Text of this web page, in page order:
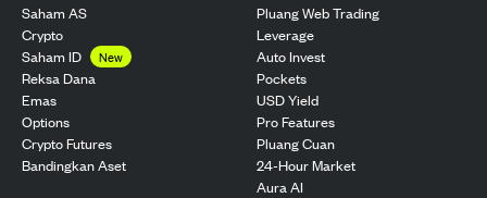
Saham AS
Crypto
Saham ID
New
Reksa Dana
Emas
Options
Crypto Futures
Bandingkan Aset
Pluang Web Trading
Leverage
Auto Invest
Pockets
USD Yield
Pro Features
Pluang Cuan
24-Hour Market
Aura AI